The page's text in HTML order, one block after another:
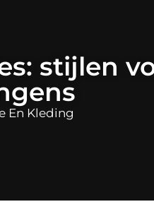
stijlen
En Kleding